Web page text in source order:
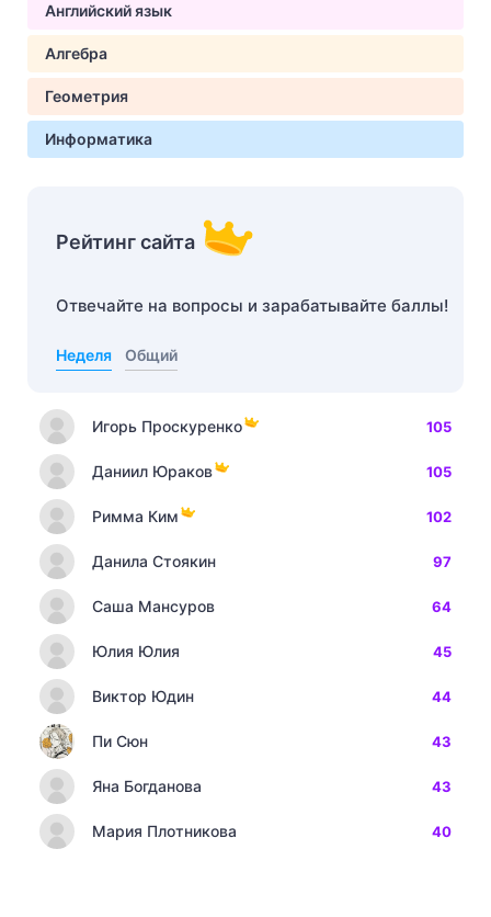
Английский язык
Алгебра
Геометрия
Информатика
Рейтинг сайта
Отвечайте на вопросы и зарабатывайте баллы!
Неделя Общий
Игорь Проскуренко 105
Даниил Юраков 105
Римма Ким 102
Данила Стоякин 97
Саша Мансуров 64
Юлия Юлия 45
Виктор Юдин 44
Пи Сюн 43
Яна Богданова 43
Мария Плотникова 40